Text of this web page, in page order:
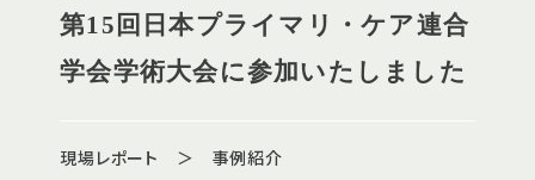
第15回日本プライマリ・ケア連合
学会学術大会に参加いたしました
現場レポート ＞ 事例紹介